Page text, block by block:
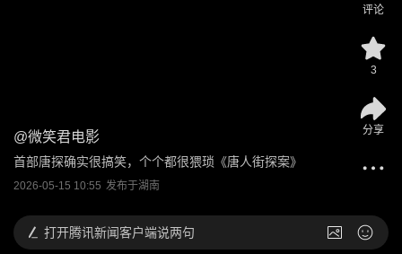
@微笑君电影
首部唐探确实很搞笑，个个都很猥琐《唐人街探案》
2026-05-15 10:55 发布于湖南
评论
3
分享
打开腾讯新闻客户端说两句